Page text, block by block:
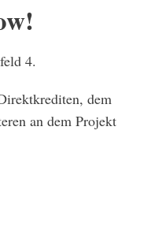
4.
dem
an dem Projekt